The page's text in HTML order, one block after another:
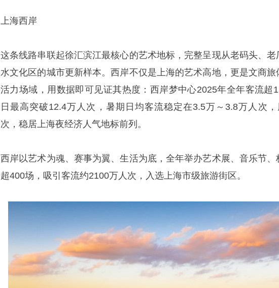
上海西岸
这条线路串联起徐汇滨江最核心的艺术地标，完整呈现从老码头、老
水文化区的城市更新样本。西岸不仅是上海的艺术高地，更是文商旅
活力场域，用数据即可见证其热度：西岸梦中心2025年全年客流超
日最高突破12.4万人次，暑期日均客流稳定在3.5万～3.8万人次
次，稳居上海夜经济人气地标前列。
西岸以艺术为魂、赛事为翼、生活为底，全年举办艺术展、音乐节、
超400场，吸引客流约2100万人次，入选上海市级旅游街区。